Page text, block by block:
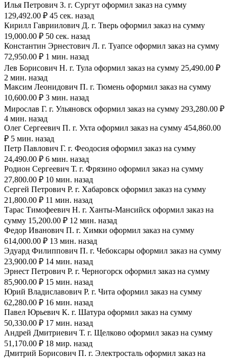
Илья Петрович З. г. Сургут оформил заказ на сумму
129,492.00 ₽ 45 сек. назад
Кирилл Гавриилович Д. г. Тверь оформил заказ на сумму
19,000.00 ₽ 50 сек. назад
Константин Эрнестович Л. г. Туапсе оформил заказ на сумму
72,950.00 ₽ 1 мин. назад
Лев Борисович Н. г. Тула оформил заказ на сумму 25,490.00 ₽
2 мин. назад
Максим Леонидович П. г. Тюмень оформил заказ на сумму
10,600.00 ₽ 3 мин. назад
Мирослав Г. г. Ульяновск оформил заказ на сумму 293,280.00 ₽
4 мин. назад
Олег Сергеевич П. г. Ухта оформил заказ на сумму 454,860.00
₽ 5 мин. назад
Петр Павлович Г. г. Феодосия оформил заказ на сумму
24,490.00 ₽ 6 мин. назад
Родион Сергеевич Т. г. Фрязино оформил заказ на сумму
27,800.00 ₽ 10 мин. назад
Сергей Петрович Р. г. Хабаровск оформил заказ на сумму
21,800.00 ₽ 11 мин. назад
Тарас Тимофеевич Н. г. Ханты-Мансийск оформил заказ на
сумму 15,200.00 ₽ 12 мин. назад
Федор Иванович П. г. Химки оформил заказ на сумму
614,000.00 ₽ 13 мин. назад
Эдуард Филиппович П. г. Чебоксары оформил заказ на сумму
23,900.00 ₽ 14 мин. назад
Эрнест Петрович Р. г. Черногорск оформил заказ на сумму
85,900.00 ₽ 15 мин. назад
Юрий Владиславович Р. г. Чита оформил заказ на сумму
62,280.00 ₽ 16 мин. назад
Павел Юрьевич К. г. Шатура оформил заказ на сумму
50,330.00 ₽ 17 мин. назад
Андрей Дмитриевич Т. г. Щелково оформил заказ на сумму
51,170.00 ₽ 18 мир. назад
Дмитрий Борисович П. г. Электросталь оформил заказ на